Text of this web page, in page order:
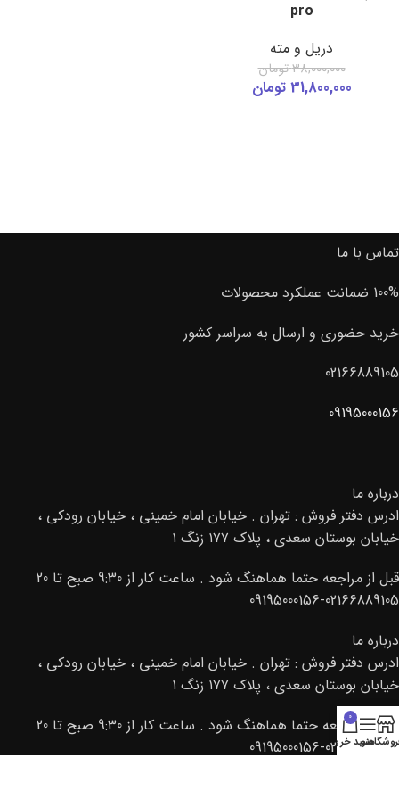
pro
دریل و مته
38,000,000تومان
31,800,000 تومان
تماس با ما
100% ضمانت عملکرد محصولات
خرید حضوری و ارسال به سراسر کشور
02166889105
09195000156
درباره ما
ادرس دفتر فروش : تهران . خیابان امام خمینی ، خیابان رودکی ،
خیابان بوستان سعدی ، پلاک ۱۷۷ زنگ ۱
قبل از مراجعه حتما هماهنگ شود . ساعت کار از 9:30 صبح تا 20
02166889105-09195000156
درباره ما
ادرس دفتر فروش : تهران . خیابان امام خمینی ، خیابان رودکی ،
خیابان بوستان سعدی ، پلاک ۱۷۷ زنگ ۱
قبل از مراجعه حتما هماهنگ شود . ساعت کار از 9:30 صبح تا 20
02166889105-09195000156
منو
0
سبد خرید